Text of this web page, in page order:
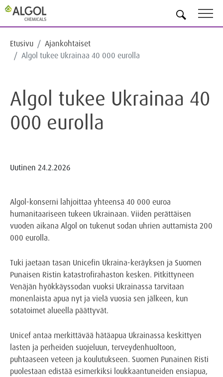
Etusivu
Ajankohtaiset
Algol tukee Ukrainaa 40 000 eurolla
Algol tukee Ukrainaa 40
000 eurolla
Uutinen 24.2.2026
Algol-konserni lahjoittaa yhteensä 40 000 euroa
humanitaariseen tukeen Ukrainaan. Viiden perättäisen
vuoden aikana Algol on tukenut sodan uhrien auttamista 200
000 eurolla.
Tuki jaetaan tasan Unicefin Ukraina-keräyksen ja Suomen
Punaisen Ristin katastrofirahaston kesken. Pitkittyneen
Venäjän hyökkäyssodan vuoksi Ukrainassa tarvitaan
monenlaista apua nyt ja vielä vuosia sen jälkeen, kun
sotatoimet alueella päättyvät.
Unicef antaa merkittävää hätäapua Ukrainassa keskittyen
lasten ja perheiden suojeluun, terveydenhuoltoon,
puhtaaseen veteen ja koulutukseen. Suomen Punainen Risti
puolestaan edistää esimerkiksi loukkaantuneiden ensiapua,